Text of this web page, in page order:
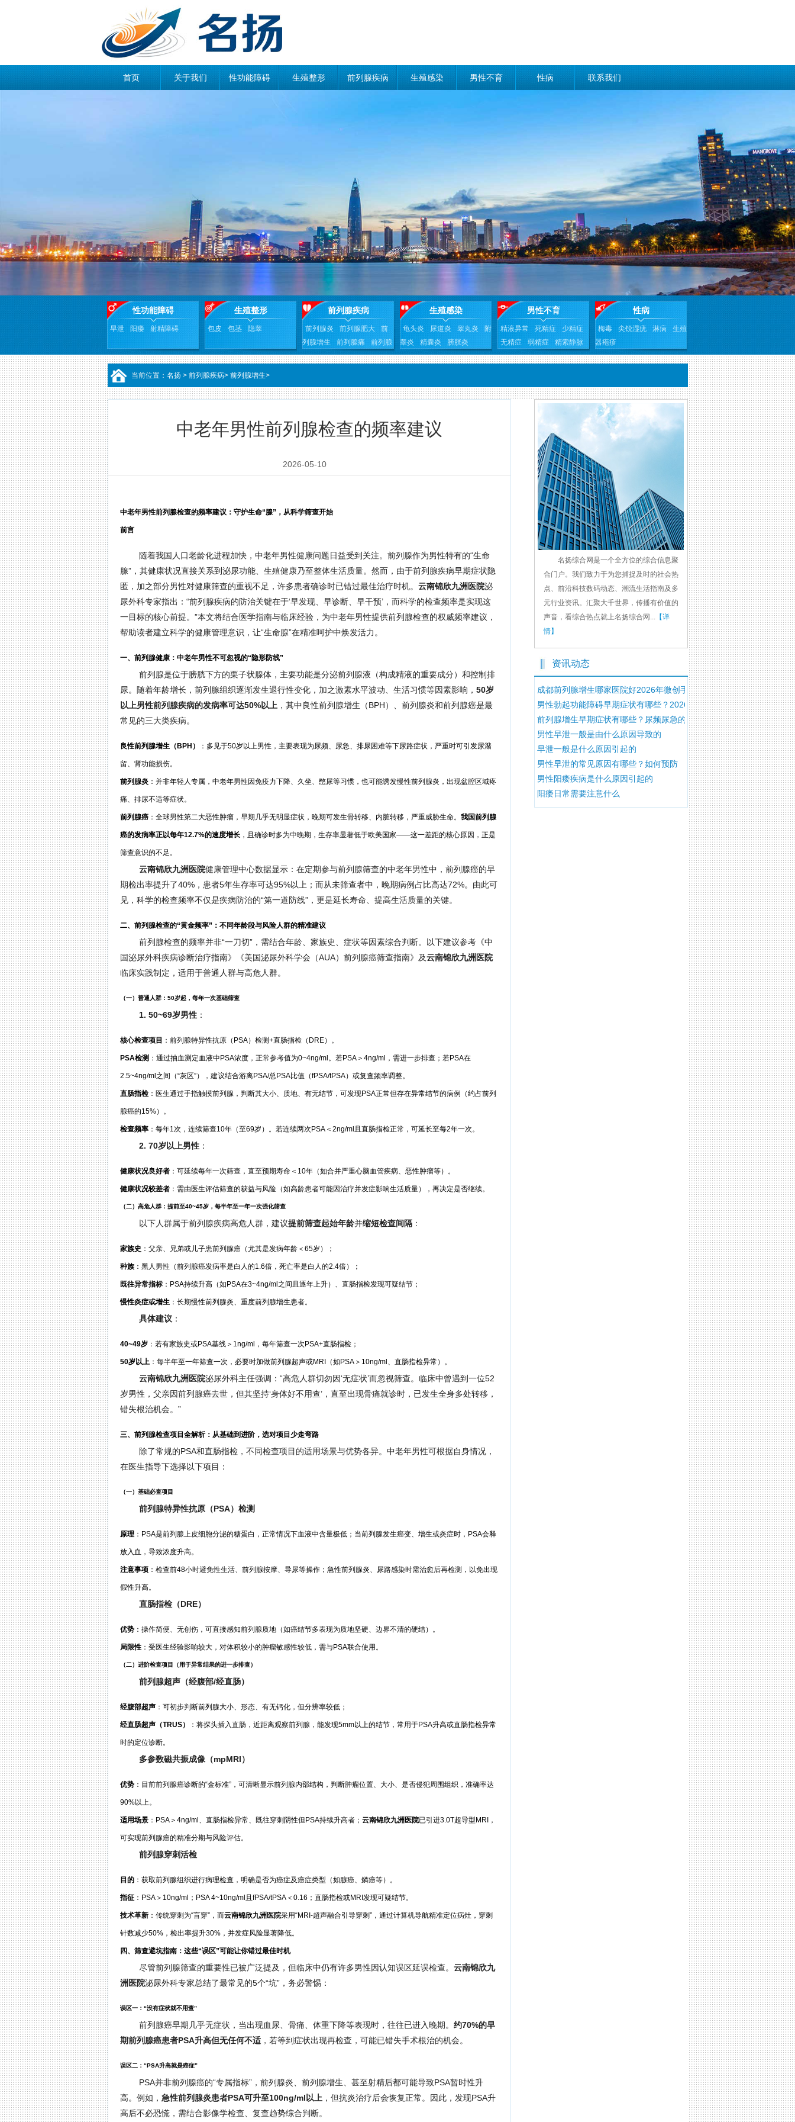
首页 关于我们 性功能障碍 生殖整形 前列腺疾病 生殖感染 男性不育 性病 联系我们
性功能障碍
早泄 阳痿 射精障碍
生殖整形
包皮 包茎 隐睾
前列腺疾病
前列腺炎 前列腺肥大
前
列腺增生
前列腺痛
前列腺
囊肿
前列腺钙化
生殖感染
龟头炎 尿道炎 睾丸炎
附
睾炎
精囊炎 膀胱炎
男性不育
精液异常 死精症
少精症
无精症
弱精症
精索静脉
曲张
性病
梅毒 尖锐湿疣 淋病
生殖
器疱疹
当前位置： 名扬 > 前列腺疾病> 前列腺增生>
中老年男性前列腺检查的频率建议
2026-05-10
中老年男性前列腺检查的频率建议：守护生命“腺”，从科学筛查开始
前言
随着我国人口老龄化进程加快，中老年男性健康问题日益受到关注。前列腺作为男性特有的“生命
腺”，其健康状况直接关系到泌尿功能、生殖健康乃至整体生活质量。然而，由于前列腺疾病早期症状隐
匿，加之部分男性对健康筛查的重视不足，许多患者确诊时已错过最佳治疗时机。 云南锦欣九洲医院泌
尿外科专家指出：“前列腺疾病的防治关键在于‘早发现、早诊断、早干预’，而科学的检查频率是实现这
一目标的核心前提。”本文将结合医学指南与临床经验，为中老年男性提供前列腺检查的权威频率建议，
帮助读者建立科学的健康管理意识，让“生命腺”在精准呵护中焕发活力。
一、前列腺健康：中老年男性不可忽视的“隐形防线”
前列腺是位于膀胱下方的栗子状腺体，主要功能是分泌前列腺液（构成精液的重要成分）和控制排
尿。随着年龄增长，前列腺组织逐渐发生退行性变化，加之激素水平波动、生活习惯等因素影响， 50岁
以上男性前列腺疾病的发病率可达50%以上 ，其中良性前列腺增生（BPH）、前列腺炎和前列腺癌是最
常见的三大类疾病。
良性前列腺增生（BPH） ：多见于50岁以上男性，主要表现为尿频、尿急、排尿困难等下尿路症状，严重时可引发尿潴
留、肾功能损伤。
前列腺炎：并非年轻人专属，中老年男性因免疫力下降、久坐、憋尿等习惯，也可能诱发慢性前列腺炎，出现盆腔区域疼
痛、排尿不适等症状。
前列腺癌：全球男性第二大恶性肿瘤，早期几乎无明显症状，晚期可发生骨转移、内脏转移，严重威胁生命。 我国前列腺
癌的发病率正以每年12.7%的速度增长，且确诊时多为中晚期，生存率显著低于欧美国家——这一差距的核心原因，正是
筛查意识的不足。
云南锦欣九洲医院健康管理中心数据显示：在定期参与前列腺筛查的中老年男性中，前列腺癌的早
期检出率提升了40%，患者5年生存率可达95%以上；而从未筛查者中，晚期病例占比高达72%。由此可
见，科学的检查频率不仅是疾病防治的“第一道防线”，更是延长寿命、提高生活质量的关键。
二、前列腺检查的“黄金频率”：不同年龄段与风险人群的精准建议
前列腺检查的频率并非“一刀切”，需结合年龄、家族史、症状等因素综合判断。以下建议参考《中
国泌尿外科疾病诊断治疗指南》《美国泌尿外科学会（AUA）前列腺癌筛查指南》及云南锦欣九洲医院
临床实践制定，适用于普通人群与高危人群。
（一）普通人群：50岁起，每年一次基础筛查
1. 50~69岁男性：
核心检查项目 ：前列腺特异性抗原（PSA）检测+直肠指检（DRE）。
PSA检测 ：通过抽血测定血液中PSA浓度，正常参考值为0~4ng/ml。若PSA＞4ng/ml，需进一步排查；若PSA在
2.5~4ng/ml之间（“灰区”），建议结合游离PSA/总PSA比值（fPSA/tPSA）或复查频率调整。
直肠指检：医生通过手指触摸前列腺，判断其大小、质地、有无结节，可发现PSA正常但存在异常结节的病例（约占前列
腺癌的15%）。
检查频率：每年1次，连续筛查10年（至69岁）。若连续两次PSA＜2ng/ml且直肠指检正常，可延长至每2年一次。
2. 70岁以上男性：
健康状况良好者：可延续每年一次筛查，直至预期寿命＜10年（如合并严重心脑血管疾病、恶性肿瘤等）。
健康状况较差者：需由医生评估筛查的获益与风险（如高龄患者可能因治疗并发症影响生活质量），再决定是否继续。
（二）高危人群：提前至40~45岁，每半年至一年一次强化筛查
以下人群属于前列腺疾病高危人群，建议提前筛查起始年龄并缩短检查间隔：
家族史 ：父亲、兄弟或儿子患前列腺癌（尤其是发病年龄＜65岁）；
种族：黑人男性（前列腺癌发病率是白人的1.6倍，死亡率是白人的2.4倍）；
既往异常指标：PSA持续升高（如PSA在3~4ng/ml之间且逐年上升）、直肠指检发现可疑结节；
慢性炎症或增生：长期慢性前列腺炎、重度前列腺增生患者。
具体建议 ：
40~49岁：若有家族史或PSA基线＞1ng/ml，每年筛查一次PSA+直肠指检；
50岁以上 ：每半年至一年筛查一次，必要时加做前列腺超声或MRI（如PSA＞10ng/ml、直肠指检异常）。
云南锦欣九洲医院泌尿外科主任强调：“高危人群切勿因‘无症状’而忽视筛查。临床中曾遇到一位52
岁男性，父亲因前列腺癌去世，但其坚持‘身体好不用查’，直至出现骨痛就诊时，已发生全身多处转移，
错失根治机会。”
三、前列腺检查项目全解析：从基础到进阶，选对项目少走弯路
除了常规的PSA和直肠指检，不同检查项目的适用场景与优势各异。中老年男性可根据自身情况，
在医生指导下选择以下项目：
（一）基础必查项目
前列腺特异性抗原（PSA）检测
原理：PSA是前列腺上皮细胞分泌的糖蛋白，正常情况下血液中含量极低；当前列腺发生癌变、增生或炎症时，PSA会释
放入血，导致浓度升高。
注意事项：检查前48小时避免性生活、前列腺按摩、导尿等操作；急性前列腺炎、尿路感染时需治愈后再检测，以免出现
假性升高。
直肠指检（DRE）
优势：操作简便、无创伤，可直接感知前列腺质地（如癌结节多表现为质地坚硬、边界不清的硬结）。
局限性：受医生经验影响较大，对体积较小的肿瘤敏感性较低，需与PSA联合使用。
（二）进阶检查项目（用于异常结果的进一步排查）
前列腺超声（经腹部/经直肠）
经腹部超声：可初步判断前列腺大小、形态、有无钙化，但分辨率较低；
经直肠超声（TRUS） ：将探头插入直肠，近距离观察前列腺，能发现5mm以上的结节，常用于PSA升高或直肠指检异常
时的定位诊断。
多参数磁共振成像（mpMRI）
优势：目前前列腺癌诊断的“金标准”，可清晰显示前列腺内部结构，判断肿瘤位置、大小、是否侵犯周围组织，准确率达
90%以上。
适用场景：PSA＞4ng/ml、直肠指检异常、既往穿刺阴性但PSA持续升高者； 云南锦欣九洲医院已引进3.0T超导型MRI，
可实现前列腺癌的精准分期与风险评估。
前列腺穿刺活检
目的：获取前列腺组织进行病理检查，明确是否为癌症及癌症类型（如腺癌、鳞癌等）。
指征：PSA＞10ng/ml；PSA 4~10ng/ml且fPSA/tPSA＜0.16；直肠指检或MRI发现可疑结节。
技术革新：传统穿刺为“盲穿”，而云南锦欣九洲医院采用“MRI-超声融合引导穿刺”，通过计算机导航精准定位病灶，穿刺
针数减少50%，检出率提升30%，并发症风险显著降低。
四、筛查避坑指南：这些“误区”可能让你错过最佳时机
尽管前列腺筛查的重要性已被广泛提及，但临床中仍有许多男性因认知误区延误检查。 云南锦欣九
洲医院泌尿外科专家总结了最常见的5个“坑”，务必警惕：
误区一：“没有症状就不用查”
前列腺癌早期几乎无症状，当出现血尿、骨痛、体重下降等表现时，往往已进入晚期。 约70%的早
期前列腺癌患者PSA升高但无任何不适，若等到症状出现再检查，可能已错失手术根治的机会。
误区二：“PSA升高就是癌症”
PSA并非前列腺癌的“专属指标”，前列腺炎、前列腺增生、甚至射精后都可能导致PSA暂时性升
高。例如， 急性前列腺炎患者PSA可升至100ng/ml以上 ，但抗炎治疗后会恢复正常。因此，发现PSA升
高后不必恐慌，需结合影像学检查、复查趋势综合判断。
名扬综合网是一个全方位的综合信息聚
合门户。我们致力于为您捕捉及时的社会热
点、前沿科技数码动态、潮流生活指南及多
元行业资讯。汇聚大千世界，传播有价值的
声音，看综合热点就上名扬综合网...
【详
情】
资讯动态
成都前列腺增生哪家医院好2026年微创手术治疗费用明细
男性勃起功能障碍早期症状有哪些？2026年科学诊疗方法全解析
前列腺增生早期症状有哪些？尿频尿急的科学治疗方法详解
男性早泄一般是由什么原因导致的
早泄一般是什么原因引起的
男性早泄的常见原因有哪些？如何预防
男性阳痿疾病是什么原因引起的
阳痿日常需要注意什么